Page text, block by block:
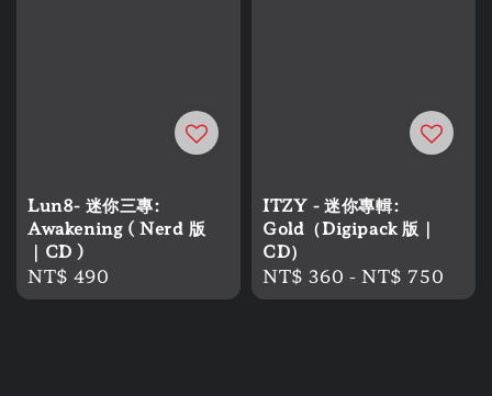
Lun8- 迷你三專:
Awakening ( Nerd 版
｜CD )
Regular
price
NT$ 490
ITZY - 迷你專輯:
Gold（Digipack 版｜
CD）
Regular
price
NT$ 360 -NT$ 750